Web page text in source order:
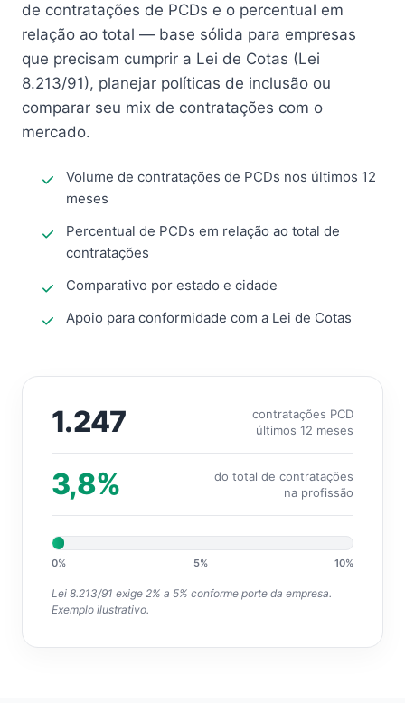
de contratações de PCDs e o percentual em
relação ao total — base sólida para empresas
que precisam cumprir a Lei de Cotas (Lei
8.213/91), planejar políticas de inclusão ou
comparar seu mix de contratações com o
mercado.
Volume de contratações de PCDs nos últimos 12
meses
Percentual de PCDs em relação ao total de
contratações
Comparativo por estado e cidade
Apoio para conformidade com a Lei de Cotas
1.247
contratações PCD
últimos 12 meses
3,8%
do total de contratações
na profissão
0% 5% 10%
Lei 8.213/91 exige 2% a 5% conforme porte da empresa.
Exemplo ilustrativo.